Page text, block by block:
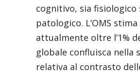
cognitivo, sia fisiologico
patologico. L’OMS stima
attualmente oltre l’1%
globale confluisca nella
relativa al contrasto